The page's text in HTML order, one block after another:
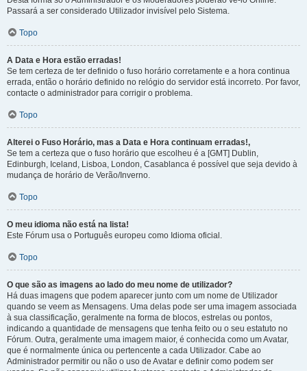
Passará a ser considerado Utilizador invisível pelo Sistema.
Topo
A Data e Hora estão erradas!
Se tem certeza de ter definido o fuso horário corretamente e a hora continua
errada, então o horário definido no relógio do servidor está incorreto. Por favor,
contacte o administrador para corrigir o problema.
Topo
Alterei o Fuso Horário, mas a Data e Hora continuam erradas!,
Se tem a certeza que o fuso horário que escolheu é a [GMT] Dublin,
Edinburgh, Iceland, Lisboa, London, Casablanca é possível que seja devido à
mudança de horário de Verão/Inverno.
Topo
O meu idioma não está na lista!
Este Fórum usa o Português europeu como Idioma oficial.
Topo
O que são as imagens ao lado do meu nome de utilizador?
Há duas imagens que podem aparecer junto com um nome de Utilizador
quando se veem as Mensagens. Uma delas pode ser uma imagem associada
à sua classificação, geralmente na forma de blocos, estrelas ou pontos,
indicando a quantidade de mensagens que tenha feito ou o seu estatuto no
Fórum. Outra, geralmente uma imagem maior, é conhecida como um Avatar,
que é normalmente única ou pertencente a cada Utilizador. Cabe ao
Administrador permitir ou não o uso de Avatar e definir como podem ser